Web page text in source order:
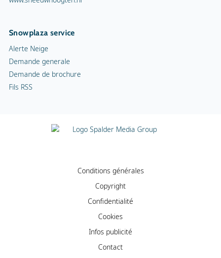
Snowplaza service
Alerte Neige
Demande generale
Demande de brochure
Fils RSS
Conditions générales
Copyright
Confidentialité
Cookies
Infos publicité
Contact